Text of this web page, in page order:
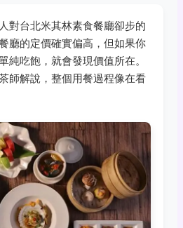
對台北米其林素食餐廳卻步的
廳的定價確實偏高，但如果你
純吃飽，就會發現價值所在。
師解說，整個用餐過程像在看